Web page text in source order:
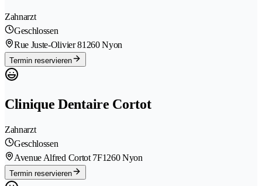
Zahnarzt
Geschlossen
Rue Juste-Olivier 81260 Nyon
Termin reservieren
Clinique Dentaire Cortot
Zahnarzt
Geschlossen
Avenue Alfred Cortot 7F1260 Nyon
Termin reservieren